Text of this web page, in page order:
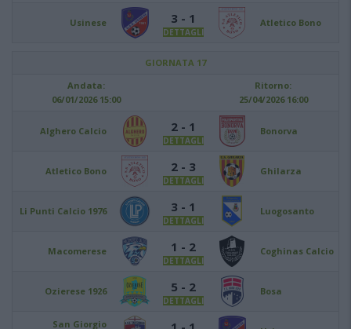
Usinese 3 - 1
DETTAGLI
Atletico Bono
GIORNATA 17
Andata:
06/01/2026 15:00
Ritorno:
25/04/2026 16:00
Alghero Calcio 2 - 1
DETTAGLI
Bonorva
Atletico Bono 2 - 3
DETTAGLI
Ghilarza
Li Punti Calcio 1976 3 - 1
DETTAGLI
Luogosanto
Macomerese 1 - 2
DETTAGLI
Coghinas Calcio
Ozierese 1926 5 - 2
DETTAGLI
Bosa
San Giorgio